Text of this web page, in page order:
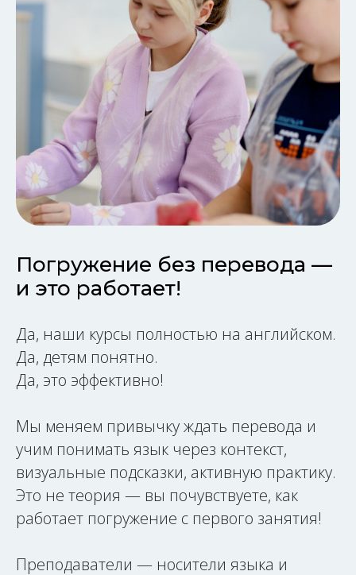
Погружение без перевода —
и это работает!
Да, наши курсы полностью на английском.
Да, детям понятно.
Да, это эффективно!
Мы меняем привычку ждать перевода и
учим понимать язык через контекст,
визуальные подсказки, активную практику.
Это не теория — вы почувствуете, как
работает погружение с первого занятия!
Преподаватели — носители языка и